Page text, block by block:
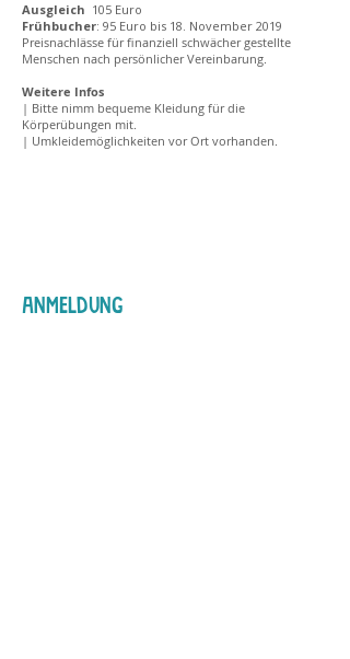
Ausgleich 105 Euro
Frühbucher: 95 Euro bis 18. November 2019
Preisnachlässe für finanziell schwächer gestellte
Menschen nach persönlicher Vereinbarung.
Weitere Infos
| Bitte nimm bequeme Kleidung für die
Körperübungen mit.
| Umkleidemöglichkeiten vor Ort vorhanden.
ANMELDUNG